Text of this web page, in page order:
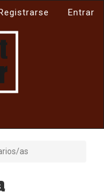
Entrar
as